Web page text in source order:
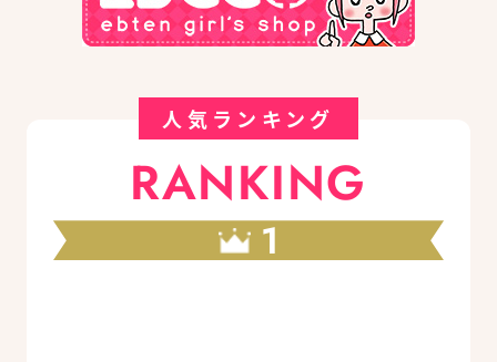
人気ランキング
RANKING
1